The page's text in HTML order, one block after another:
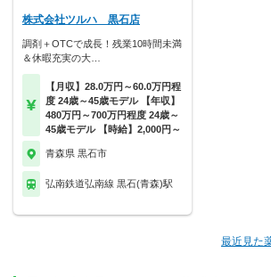
株式会社ツルハ 黒石店
調剤＋OTCで成長！残業10時間未満
＆休暇充実の大…
【月収】28.0万円～60.0万円程
度 24歳～45歳モデル 【年収】
480万円～700万円程度 24歳～
45歳モデル 【時給】2,000円～
青森県 黒石市
弘南鉄道弘南線 黒石(青森)駅
最近見た